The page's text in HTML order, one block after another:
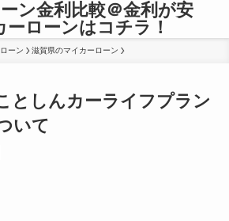
ン金利比較＠金利が安
ーローンはコチラ！
ーン 滋賀県のマイカーローン
としんカーライフプラン
いて